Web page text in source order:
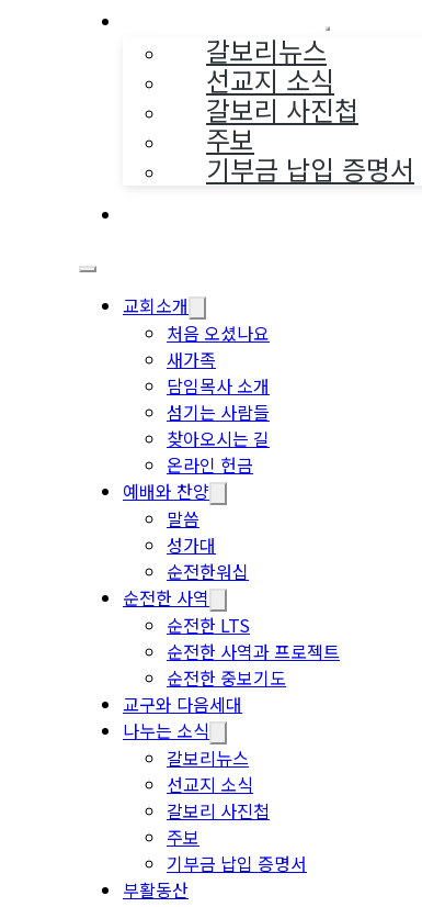
갈보리뉴스
선교지 소식
갈보리 사진첩
주보
기부금 납입 증명서
교회소개
처음 오셨나요
새가족
담임목사 소개
섬기는 사람들
찾아오시는 길
온라인 헌금
예배와 찬양
말씀
성가대
순전한워십
순전한 사역
순전한 LTS
순전한 사역과 프로젝트
순전한 중보기도
교구와 다음세대
나누는 소식
갈보리뉴스
선교지 소식
갈보리 사진첩
주보
기부금 납입 증명서
부활동산